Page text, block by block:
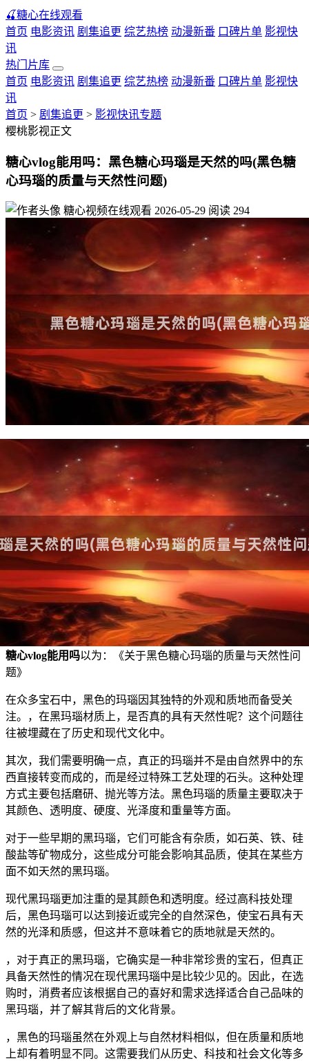
🍒糖心在线观看
首页 电影资讯 剧集追更 综艺热榜 动漫新番 口碑片单 影视快
讯
热门片库
首页 电影资讯 剧集追更 综艺热榜 动漫新番 口碑片单 影视快
讯
首页 > 剧集追更 > 影视快讯专题
樱桃影视正文
糖心vlog能用吗：黑色糖心玛瑙是天然的吗(黑色糖
心玛瑙的质量与天然性问题)
糖心视频在线观看 2026-05-29 阅读 294
糖心vlog能用吗以为：《关于黑色糖心玛瑙的质量与天然性问
题》
在众多宝石中，黑色的玛瑙因其独特的外观和质地而备受关
注。，在黑玛瑙材质上，是否真的具有天然性呢？这个问题往
往被埋藏在了历史和现代文化中。
其次，我们需要明确一点，真正的玛瑙并不是由自然界中的东
西直接转变而成的，而是经过特殊工艺处理的石头。这种处理
方式主要包括磨研、抛光等方法。黑色玛瑙的质量主要取决于
其颜色、透明度、硬度、光泽度和重量等方面。
对于一些早期的黑玛瑙，它们可能含有杂质，如石英、铁、硅
酸盐等矿物成分，这些成分可能会影响其品质，使其在某些方
面不如天然的黑玛瑙。
现代黑玛瑙更加注重的是其颜色和透明度。经过高科技处理
后，黑色玛瑙可以达到接近或完全的自然深色，使宝石具有天
然的光泽和质感，但这并不意味着它的质地就是天然的。
，对于真正的黑玛瑙，它确实是一种非常珍贵的宝石，但真正
具备天然性的情况在现代黑玛瑙中是比较少见的。因此，在选
购时，消费者应该根据自己的喜好和需求选择适合自己品味的
黑玛瑙，并了解其背后的文化背景。
，黑色的玛瑙虽然在外观上与自然材料相似，但在质量和质地
上却有着明显不同。这需要我们从历史、科技和社会文化等多